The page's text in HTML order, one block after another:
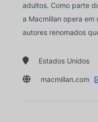
adultos. Como parte
a Macmillan opera em
autores renomados
 Estados Unidos
 macmillan.com